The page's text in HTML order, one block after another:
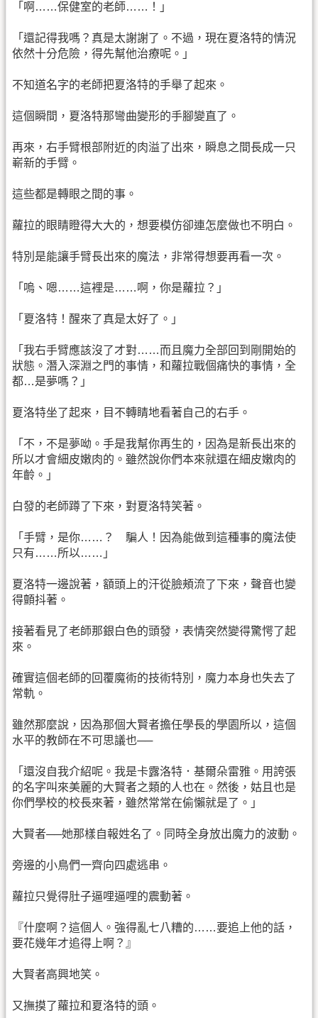
「啊……保健室的老師……！」
「還記得我嗎？真是太謝謝了。不過，現在夏洛特的情況
依然十分危險，得先幫他治療呢。」
不知道名字的老師把夏洛特的手舉了起來。
這個瞬間，夏洛特那彎曲變形的手腳變直了。
再來，右手臂根部附近的肉溢了出來，瞬息之間長成一只
嶄新的手臂。
這些都是轉眼之間的事。
蘿拉的眼睛瞪得大大的，想要模仿卻連怎麼做也不明白。
特別是能讓手臂長出來的魔法，非常得想要再看一次。
「嗚、嗯……這裡是……啊，你是蘿拉？」
「夏洛特！醒來了真是太好了。」
「我右手臂應該沒了才對……而且魔力全部回到剛開始的
狀態。潛入深淵之門的事情，和蘿拉戰個痛快的事情，全
都…是夢嗎？」
夏洛特坐了起來，目不轉睛地看著自己的右手。
「不，不是夢呦。手是我幫你再生的，因為是新長出來的
所以才會細皮嫩肉的。雖然說你們本來就還在細皮嫩肉的
年齡。」
白發的老師蹲了下來，對夏洛特笑著。
「手臂，是你……？ 騙人！因為能做到這種事的魔法使
只有……所以……」
夏洛特一邊說著，額頭上的汗從臉頰流了下來，聲音也變
得顫抖著。
接著看見了老師那銀白色的頭發，表情突然變得驚愕了起
來。
確實這個老師的回覆魔術的技術特別，魔力本身也失去了
常軌。
雖然那麼說，因為那個大賢者擔任學長的學園所以，這個
水平的教師在不可思議也──
「還沒自我介紹呢。我是卡露洛特．基爾朵雷雅。用誇張
的名字叫來美麗的大賢者之類的人也在。然後，姑且也是
你們學校的校長來著，雖然常常在偷懶就是了。」
大賢者──她那樣自報姓名了。同時全身放出魔力的波動。
旁邊的小鳥們一齊向四處逃串。
蘿拉只覺得肚子逼哩逼哩的震動著。
『什麼啊？這個人。強得亂七八糟的……要追上他的話，
要花幾年才追得上啊？』
大賢者高興地笑。
又撫摸了蘿拉和夏洛特的頭。